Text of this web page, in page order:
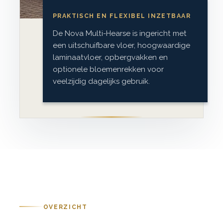
PRAKTISCH EN FLEXIBEL INZETBAAR
De Nova Multi-Hearse is ingericht met
een uitschuifbare vloer, hoogwaardige
laminaatvloer, opbergvakken en
optionele bloemenrekken voor
veelzijdig dagelijks gebruik.
OVERZICHT